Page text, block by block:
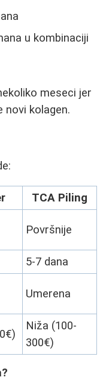
u kombinaciji
meseci jer
novi kolagen.
TCA Piling
Površnije
5-7 dana
Umerena
Niža (100-
300€)